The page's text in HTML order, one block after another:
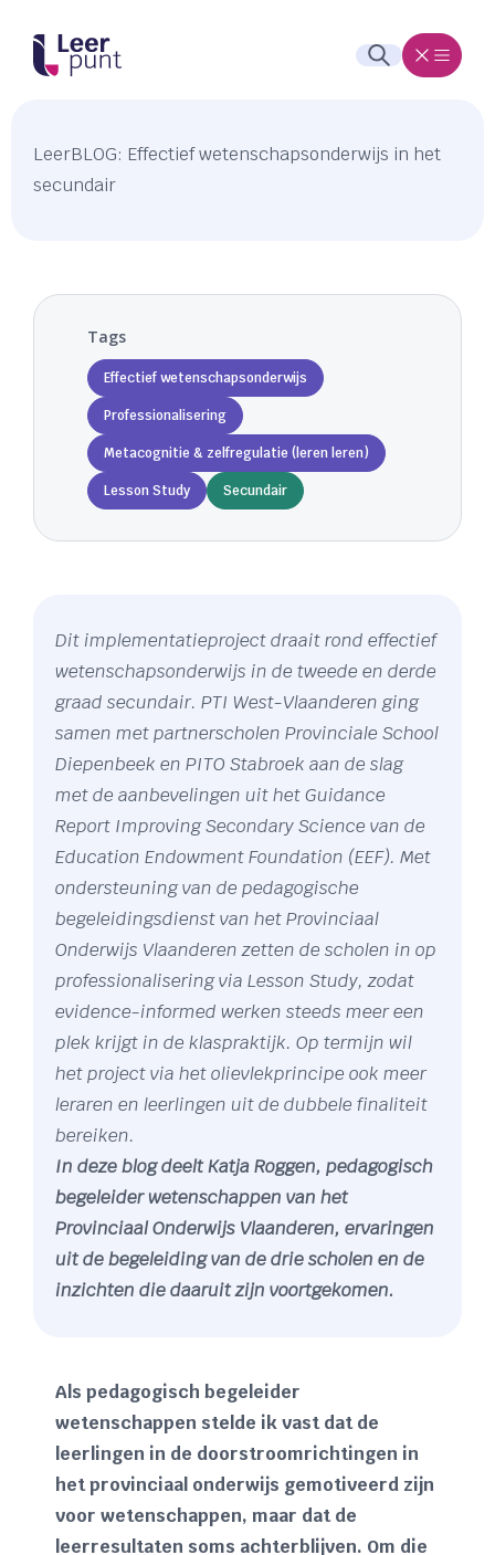
LeerBLOG: Effectief wetenschapsonderwijs in het
secundair
Tags
Effectief wetenschapsonderwijs
Professionalisering
Metacognitie & zelfregulatie (leren leren)
Lesson Study Secundair
Dit implementatieproject draait rond effectief
wetenschapsonderwijs in de tweede en derde
graad secundair. PTI West-Vlaanderen ging
samen met partnerscholen Provinciale School
Diepenbeek en PITO Stabroek aan de slag
met de aanbevelingen uit het Guidance
Report Improving Secondary Science van de
Education Endowment Foundation (EEF). Met
ondersteuning van de pedagogische
begeleidingsdienst van het Provinciaal
Onderwijs Vlaanderen zetten de scholen in op
professionalisering via Lesson Study, zodat
evidence-informed werken steeds meer een
plek krijgt in de klaspraktijk. Op termijn wil
het project via het olievlekprincipe ook meer
leraren en leerlingen uit de dubbele finaliteit
bereiken.
In deze blog deelt Katja Roggen, pedagogisch
begeleider wetenschappen van het
Provinciaal Onderwijs Vlaanderen, ervaringen
uit de begeleiding van de drie scholen en de
inzichten die daaruit zijn voortgekomen.
Als pedagogisch begeleider
wetenschappen stelde ik vast dat de
leerlingen in de doorstroomrichtingen in
het provinciaal onderwijs gemotiveerd zijn
voor wetenschappen, maar dat de
leerresultaten soms achterblijven. Om die